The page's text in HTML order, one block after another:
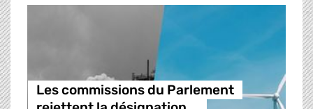
Les commissions du Parlement